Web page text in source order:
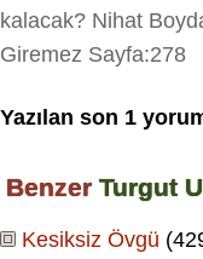
kalacak? Nihat
Giremez Sayfa:278
Yazılan son 1
Benzer Turgut
Kesiksiz Övgü